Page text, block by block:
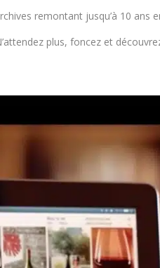
remontant jusqu’à 10 ans
plus, foncez et